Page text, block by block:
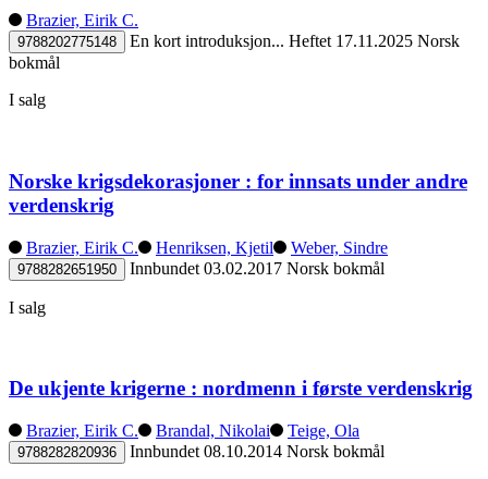
Brazier, Eirik C.
9788202775148 En kort introduksjon... Heftet 17.11.2025 Norsk
bokmål
I salg
Norske krigsdekorasjoner : for innsats under andre
verdenskrig
Brazier, Eirik C. Henriksen, Kjetil Weber, Sindre
9788282651950 Innbundet 03.02.2017 Norsk bokmål
I salg
De ukjente krigerne : nordmenn i første verdenskrig
Brazier, Eirik C. Brandal, Nikolai Teige, Ola
9788282820936 Innbundet 08.10.2014 Norsk bokmål